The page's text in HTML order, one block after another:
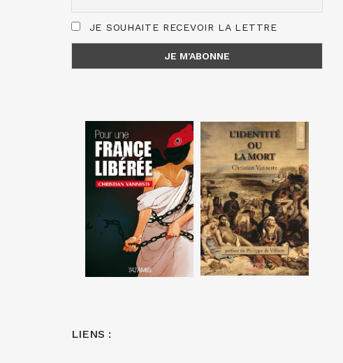
JE SOUHAITE RECEVOIR LA LETTRE
LIENS :